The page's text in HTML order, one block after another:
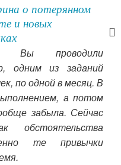
о потерянном
и новых
Вы проводили
одним из заданий
по одной в месяц. В
а потом
забыла. Сейчас
те привычки